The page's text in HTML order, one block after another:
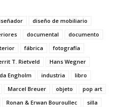
diseño de mobiliario
documental
documento
fábrica
fotografía
T. Rietveld
Hans Wegner
Engholm industria
libro
Marcel Breuer objeto
pop art
Ronan & Erwan Bouroullec
silla